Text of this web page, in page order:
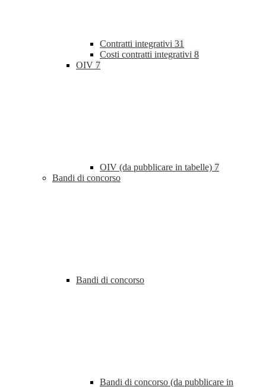
Contratti integrativi 31
Costi contratti integrativi 8
OIV 7
OIV (da pubblicare in tabelle) 7
Bandi di concorso
Bandi di concorso
Bandi di concorso (da pubblicare in